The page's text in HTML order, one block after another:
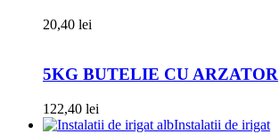
20,40 lei
5KG BUTELIE CU ARZATOR
122,40 lei
Instalatii de irigat